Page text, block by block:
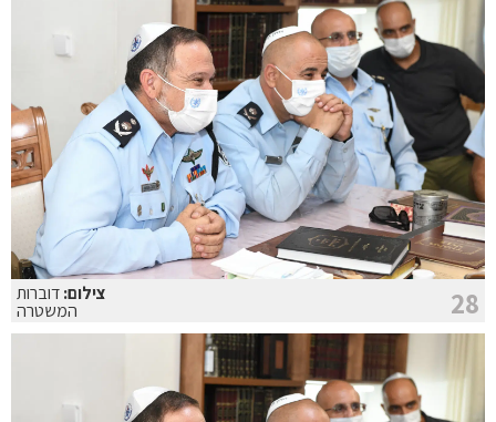
28 צילום:דוברות
המשטרה